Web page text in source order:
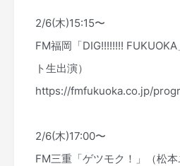
2/6(木)15:15〜
FM福岡「DIG!!!!!!!!
ト生出演）
https://fmfukuoka.co.jp/
2/6(木)17:00〜
FM三重「ゲツモク！」（松